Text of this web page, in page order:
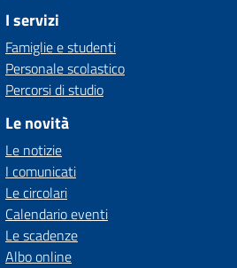
I servizi
Famiglie e studenti
Personale scolastico
Percorsi di studio
Le novità
Le notizie
I comunicati
Le circolari
Calendario eventi
Le scadenze
Albo online